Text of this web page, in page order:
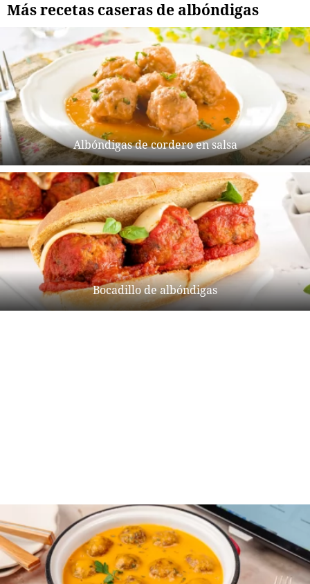
Más recetas caseras de albóndigas
Albóndigas de cordero en salsa
Bocadillo de albóndigas